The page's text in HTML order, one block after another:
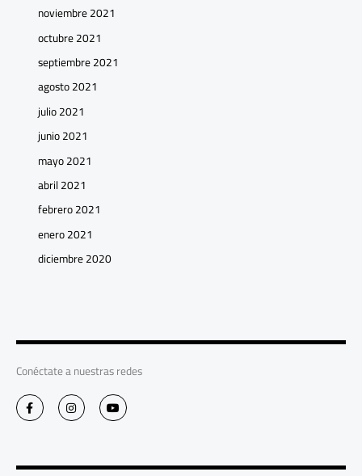
noviembre 2021
octubre 2021
septiembre 2021
agosto 2021
julio 2021
junio 2021
mayo 2021
abril 2021
febrero 2021
enero 2021
diciembre 2020
Conéctate a nuestras redes
F
a
c
o
I
n
s
r
Y
o
u
e